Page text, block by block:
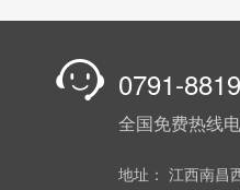
0791-
全国免费热线
地址： 江西南昌